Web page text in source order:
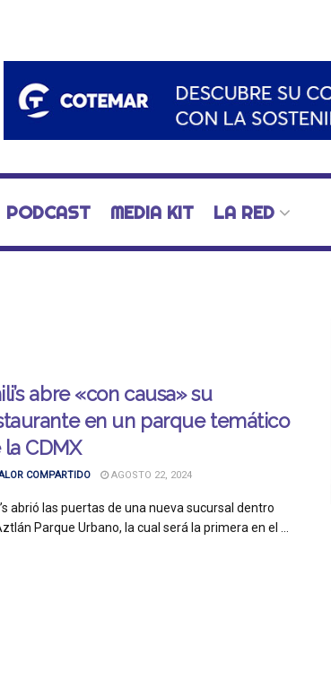
PODCAST MEDIA KIT LA RED
abre «con causa» su
en un parque temático
CDMX
COMPARTIDO AGOSTO 22, 2024
abrió las puertas de una nueva sucursal dentro
Parque Urbano, la cual será la primera en el ...